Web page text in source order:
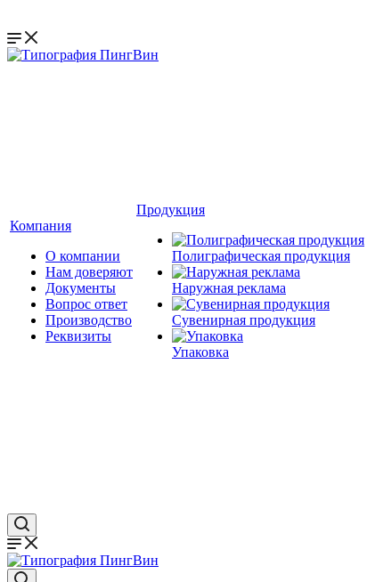
Компания
О компании
Нам доверяют
Документы
Вопрос ответ
Производство
Реквизиты
Продукция
Полиграфическая продукция
Наружная реклама
Сувенирная продукция
Упаковка